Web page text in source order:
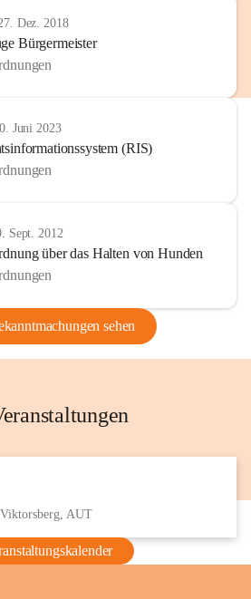
Dez. 2018
Bürgermeister
Juni 2023
(RIS)
Sept. 2012
über das Halten von Hunden
sehen
AUT